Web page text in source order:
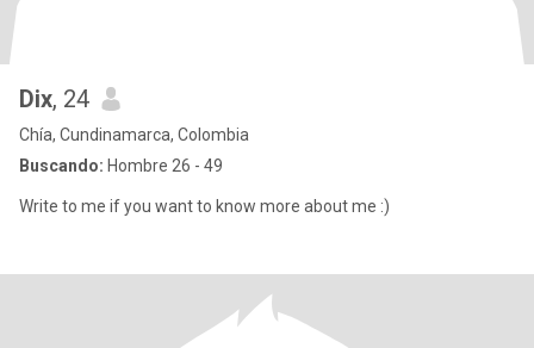
Dix, 24
Chía, Cundinamarca, Colombia
Buscando: Hombre 26 - 49
Write to me if you want to know more about me :)